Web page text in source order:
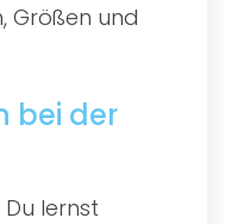
Größen und
bei der
Du lernst